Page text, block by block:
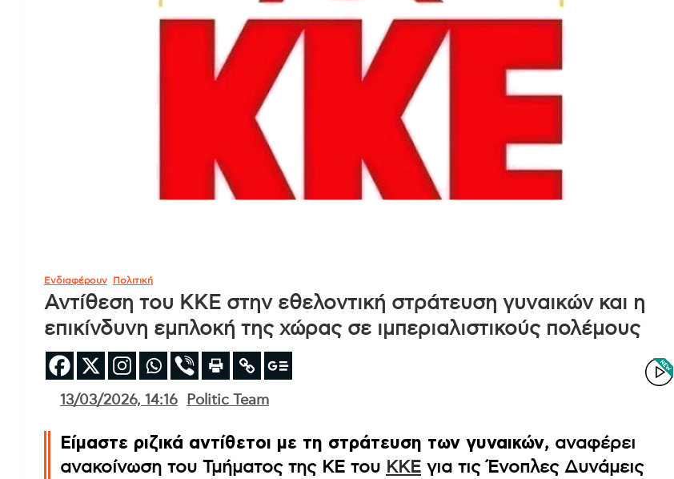
Ενδιαφέρουν Πολιτική
Αντίθεση του ΚΚΕ στην εθελοντική στράτευση γυναικών και η
επικίνδυνη εμπλοκή της χώρας σε ιμπεριαλιστικούς πολέμους
13/03/2026, 14:16 Politic Team
Είμαστε ριζικά αντίθετοι με τη στράτευση των γυναικών, αναφέρει
ανακοίνωση του Τμήματος της ΚΕ του ΚΚΕ για τις Ένοπλες Δυνάμεις